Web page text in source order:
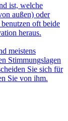
ist, welche
außen) oder
oft beide
heraus.
meistens
Stimmungslagen
Sie sich für
Sie von ihm.